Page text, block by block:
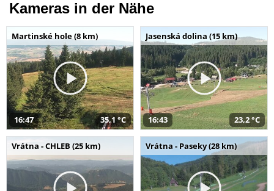
Kameras in der Nähe
Martinské hole (8 km)
16:47 35,1 °C
Jasenská dolina (15 km)
16:43 23,2 °C
Vrátna - CHLEB (25 km) Vrátna - Paseky (28 km)